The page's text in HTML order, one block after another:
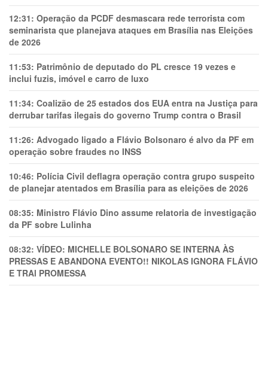
12:31: Operação da PCDF desmascara rede terrorista com
seminarista que planejava ataques em Brasília nas Eleições
de 2026
11:53: Patrimônio de deputado do PL cresce 19 vezes e
inclui fuzis, imóvel e carro de luxo
11:34: Coalizão de 25 estados dos EUA entra na Justiça para
derrubar tarifas ilegais do governo Trump contra o Brasil
11:26: Advogado ligado a Flávio Bolsonaro é alvo da PF em
operação sobre fraudes no INSS
10:46: Polícia Civil deflagra operação contra grupo suspeito
de planejar atentados em Brasília para as eleições de 2026
08:35: Ministro Flávio Dino assume relatoria de investigação
da PF sobre Lulinha
08:32: VÍDEO: MICHELLE BOLSONARO SE INTERNA ÀS
PRESSAS E ABANDONA EVENTO!! NIKOLAS IGNORA FLÁVIO
E TRAl PROMESSA